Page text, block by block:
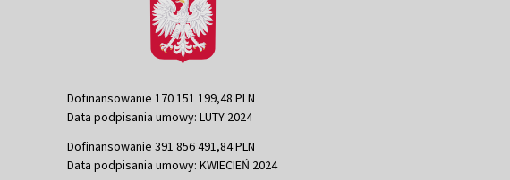
Dofinansowanie 170 151 199,48 PLN
Data podpisania umowy: LUTY 2024
Dofinansowanie 391 856 491,84 PLN
Data podpisania umowy: KWIECIEŃ 2024